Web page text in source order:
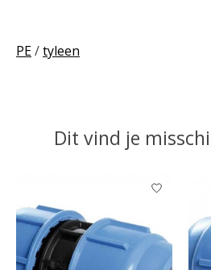
PE/tyleen
Dit vind je
Items van productcarrousel